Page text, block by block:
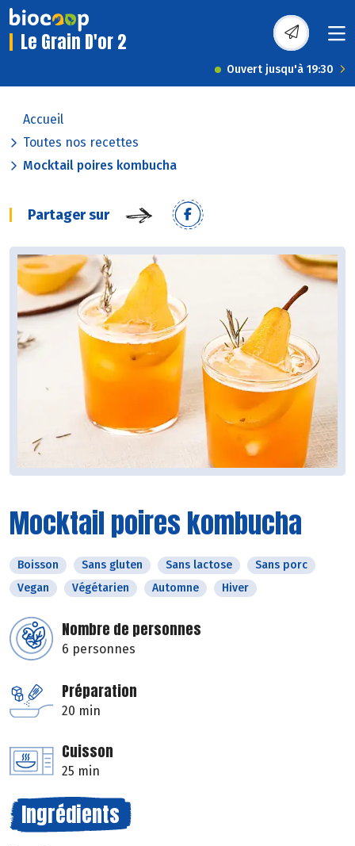
Le Grain D'or 2
Ouvert jusqu'à 19:30
Accueil
Toutes nos recettes
Mocktail poires kombucha
Partager sur
Mocktail poires kombucha
Boisson Sans gluten Sans lactose
Sans porc
Vegan
Végétarien Automne Hiver
Nombre de personnes
6 personnes
Préparation
20 min
Cuisson
25 min
Ingrédients